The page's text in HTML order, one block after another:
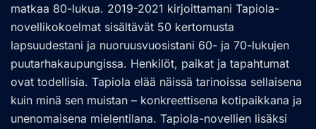
matkaa 80-lukua. 2019-2021 kirjoittamani Tapiola-
novellikokoelmat sisältävät 50 kertomusta
lapsuudestani ja nuoruusvuosistani 60- ja 70-lukujen
puutarhakaupungissa. Henkilöt, paikat ja tapahtumat
ovat todellisia. Tapiola elää näissä tarinoissa sellaisena
kuin minä sen muistan – konkreettisena kotipaikkana ja
unenomaisena mielentilana. Tapiola-novellien lisäksi